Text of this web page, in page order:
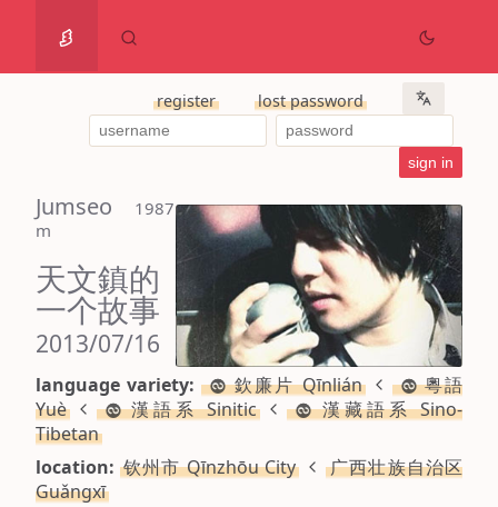
register lost password
Jumseo
1987
m
天文鎮的
一个故事
2013/07/16
language variety: 欽廉片 Qīnlián
粵語
Yuè
漢語系 Sinitic
漢藏語系 Sino-
Tibetan
location:钦州市 Qīnzhōu City
广西壮族自治区
Guǎngxī